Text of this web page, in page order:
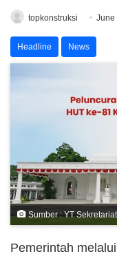
topkonstruksi June
Headline News
Sumber : YT
Pemerintah